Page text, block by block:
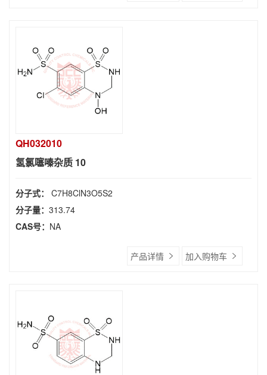
QH032010
氢氯噻嗪杂质 10
分子式： C7H8ClN3O5S2
分子量： 313.74
CAS号： NA
产品详情 加入购物车